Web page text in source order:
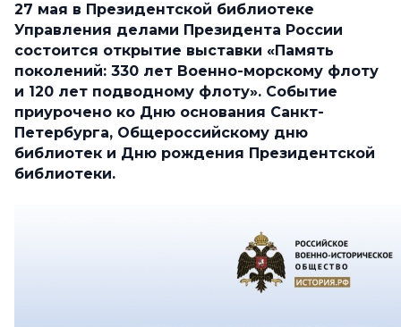
27 мая в Президентской библиотеке
Управления делами Президента России
состоится открытие выставки «Память
поколений: 330 лет Военно-морскому флоту
и 120 лет подводному флоту». Событие
приурочено ко Дню основания Санкт-
Петербурга, Общероссийскому дню
библиотек и Дню рождения Президентской
библиотеки.